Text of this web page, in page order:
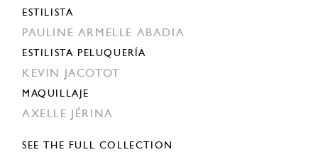
ESTILISTA
PAULINE ARMELLE ABADIA
ESTILISTA PELUQUERÍA
KEVIN JACOTOT
MAQUILLAJE
AXELLE JÉRINA
SEE THE FULL COLLECTION